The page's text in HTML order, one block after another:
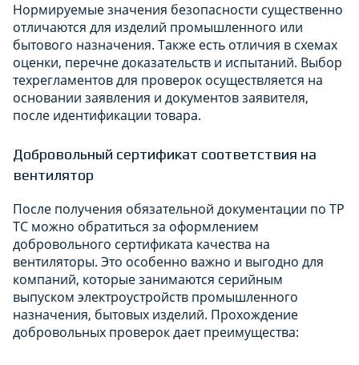
Нормируемые значения безопасности существенно
отличаются для изделий промышленного или
бытового назначения. Также есть отличия в схемах
оценки, перечне доказательств и испытаний. Выбор
техрегламентов для проверок осуществляется на
основании заявления и документов заявителя,
после идентификации товара.
Добровольный сертификат соответствия на
вентилятор
После получения обязательной документации по ТР
ТС можно обратиться за оформлением
добровольного сертификата качества на
вентиляторы. Это особенно важно и выгодно для
компаний, которые занимаются серийным
выпуском электроустройств промышленного
назначения, бытовых изделий. Прохождение
добровольных проверок дает преимущества: